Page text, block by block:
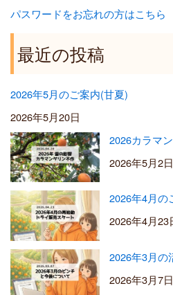
パスワードをお忘れの方はこちら
最近の投稿
2026年5月のご案内(甘夏)
2026年5月20日
2026カラマ
2026年5月2日
2026年4月の
2026年4月23
2026年3月の
2026年3月7日